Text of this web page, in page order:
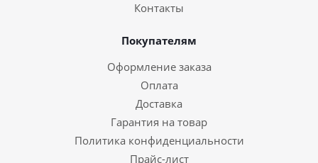
Контакты
Покупателям
Оформление заказа
Оплата
Доставка
Гарантия на товар
Политика конфиденциальности
Прайс-лист